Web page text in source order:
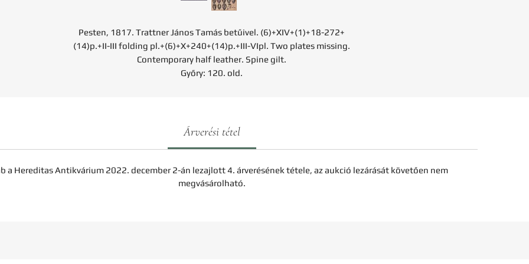
Pesten, 1817. Trattner János Tamás betűivel. (6)+XIV+(1)+18-272+
(14)p.+II-III folding pl.+(6)+X+240+(14)p.+III-VIpl. Two plates missing.
Contemporary half leather. Spine gilt.
Győry: 120. old.
Árverési tétel
a Hereditas Antikvárium 2022. december 2-án lezajlott 4. árverésének tétele, az aukció lezárását követően nem
megvásárolható.